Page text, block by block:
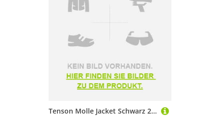
Tenson Molle Jacket Schwarz 2XL Mann